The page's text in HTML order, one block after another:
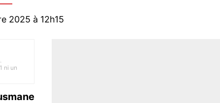
2025 à 12h15
ni un